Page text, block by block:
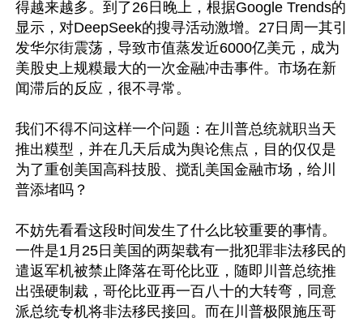
得越来越多。到了26日晚上，根据Google Trends的
显示，对DeepSeek的搜寻活动激增。27日周一其引
发华尔街震荡，导致市值蒸发近6000亿美元，成为
美股史上规糢最大的一次金融冲击事件。市场在新
闻滞后的反应，很不寻常。
我们不得不问这样一个问题：在川普总统就职当天
推出糢型，并在几天后成为舆论焦点，目的仅仅是
为了重创美国高科技股、搅乱美国金融市场，给川
普添堵吗？
不妨先看看这段时间发生了什么比较重要的事情。
一件是1月25日美国的两架载有一批犯罪非法移民的
遣返军机被禁止降落在哥伦比亚，随即川普总统推
出强硬制裁，哥伦比亚再一百八十的大转弯，同意
派总统专机将非法移民接回。而在川普极限施压哥